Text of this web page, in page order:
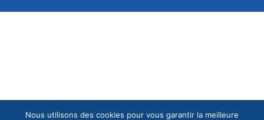
Nous utilisons des cookies pour vous garantir la meilleure